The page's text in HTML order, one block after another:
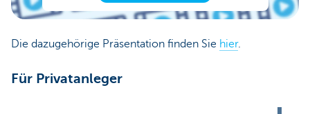
Die dazugehörige Präsentation finden Sie hier.
Für Privatanleger